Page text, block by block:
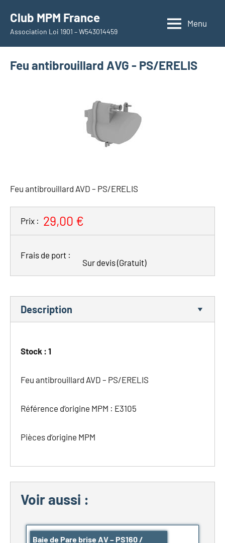
contenu
Club MPM France
Association Loi 1901 – W543014459
Menu
Feu antibrouillard AVG - PS/ERELIS
Feu antibrouillard AVD – PS/ERELIS
Prix : 29,00 €
Frais de port :
Sur devis(Gratuit)
Description
Stock : 1
Feu antibrouillard AVD – PS/ERELIS
Référence d’origine MPM : E3105
Pièces d’origine MPM
Voir aussi :
Baie de Pare brise AV – PS160 /